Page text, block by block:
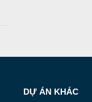
DỰ ÁN KHÁC